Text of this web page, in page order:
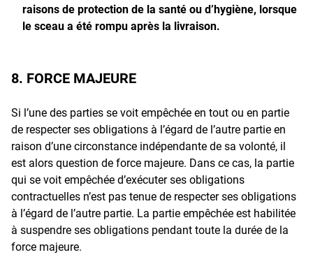
raisons de protection de la santé ou d’hygiène, lorsque
le sceau a été rompu après la livraison.
8. FORCE MAJEURE
Si l’une des parties se voit empêchée en tout ou en partie
de respecter ses obligations à l’égard de l’autre partie en
raison d’une circonstance indépendante de sa volonté, il
est alors question de force majeure. Dans ce cas, la partie
qui se voit empêchée d’exécuter ses obligations
contractuelles n’est pas tenue de respecter ses obligations
à l’égard de l’autre partie. La partie empêchée est habilitée
à suspendre ses obligations pendant toute la durée de la
force majeure.